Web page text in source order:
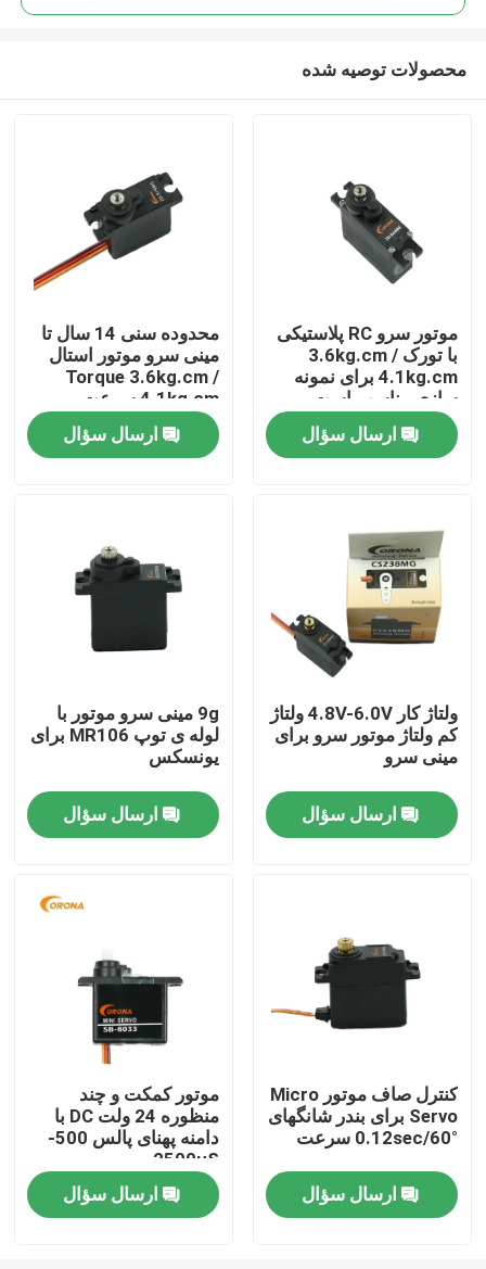
صفحه اصلی
محصولات
تور کارخانه
با ما تماس بگیرید
سرو موتور RC
مینی سرو موتور
محصولات توصیه شده
موتور سرو RC پلاستیکی
با تورک 3.6kg.cm /
4.1kg.cm برای نمونه
سازی مناسب است
ارسال سؤال
محدوده سنی 14 سال تا
مینی سرو موتور استال
Torque 3.6kg.cm /
4.1kg.cm سرعت
0.12sec/60°
ارسال سؤال
ولتاژ کار 4.8V-6.0V ولتاژ
کم ولتاژ موتور سرو برای
مینی سرو
ارسال سؤال
9g مینی سرو موتور با
لوله ی توپ MR106 برای
یونسکس
ارسال سؤال
کنترل صاف موتور Micro
Servo برای بندر شانگهای
0.12sec/60° سرعت
ارسال سؤال
موتور کمکت و چند
منظوره 24 ولت DC با
دامنه پهنای پالس 500-
2500μS
ارسال سؤال